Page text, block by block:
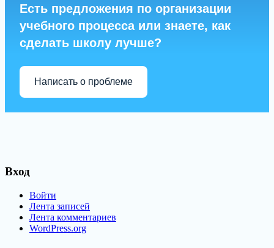
Есть предложения по организации
учебного процесса или знаете, как
сделать школу лучше?
Написать о проблеме
Вход
Войти
Лента записей
Лента комментариев
WordPress.org